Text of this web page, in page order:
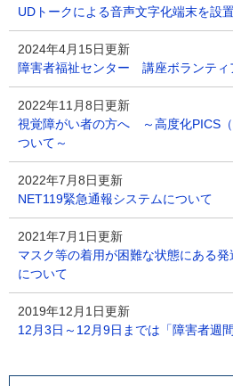
UDトークによる音声文字化端末を設
2024年4月15日更新
障害者福祉センター 講座ボランティ
2022年11月8日更新
視覚障がい者の方へ ～高度化PICS
ついて～
2022年7月8日更新
NET119緊急通報システムについて
2021年7月1日更新
マスク等の着用が困難な状態にある
について
2019年12月1日更新
12月3日～12月9日までは「障害者週